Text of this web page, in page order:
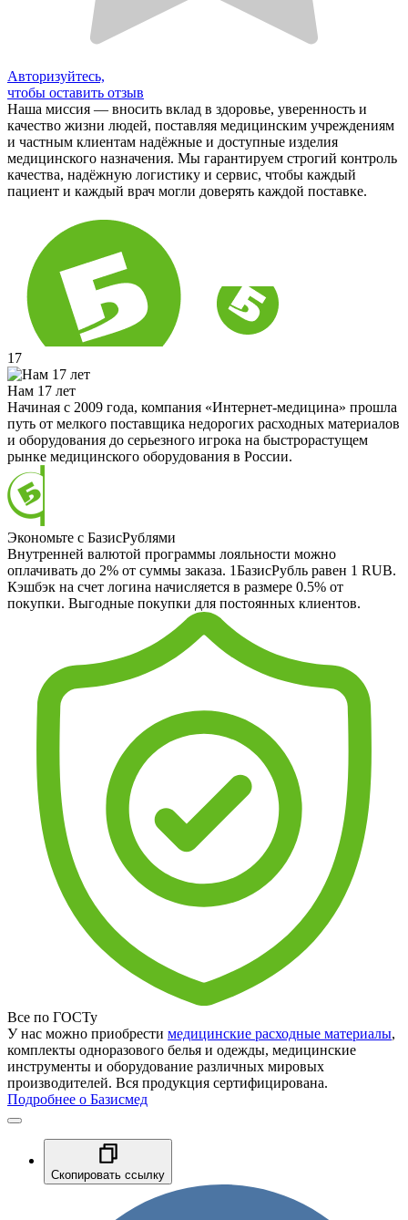
Авторизуйтесь,
чтобы оставить отзыв
Наша миссия — вносить вклад в здоровье, уверенность и
качество жизни людей, поставляя медицинским учреждениям
и частным клиентам надёжные и доступные изделия
медицинского назначения. Мы гарантируем строгий контроль
качества, надёжную логистику и сервис, чтобы каждый
пациент и каждый врач могли доверять каждой поставке.
17
Нам 17 лет
Начиная с 2009 года, компания «Интернет-медицина» прошла
путь от мелкого поставщика недорогих расходных материалов
и оборудования до серьезного игрока на быстрорастущем
рынке медицинского оборудования в России.
Экономьте с БазисРублями
Внутренней валютой программы лояльности можно
оплачивать до 2% от суммы заказа. 1БазисРубль равен 1 RUB.
Кэшбэк на счет логина начисляется в размере 0.5% от
покупки. Выгодные покупки для постоянных клиентов.
Все по ГОСТу
У нас можно приобрести медицинские расходные материалы,
комплекты одноразового белья и одежды, медицинские
инструменты и оборудование различных мировых
производителей. Вся продукция сертифицирована.
Подробнее о Базисмед
Скопировать ссылку